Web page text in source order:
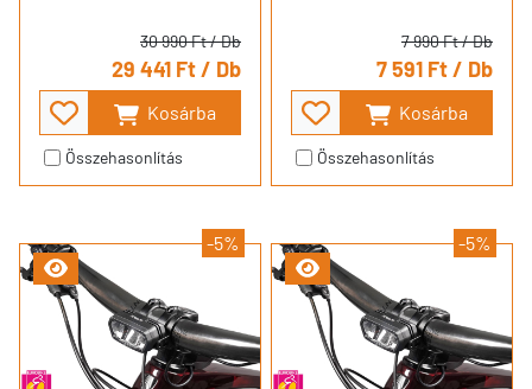
30 990 Ft/ Db
29 441 Ft/ Db
Kosárba
Összehasonlítás
7 990 Ft/ Db
7 591 Ft/ Db
Kosárba
Összehasonlítás
-5% -5%